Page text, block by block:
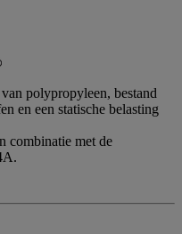
polypropyleen, bestand
en een statische belasting
combinatie met de